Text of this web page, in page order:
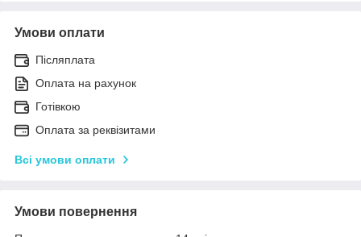
Умови оплати
Післяплата
Оплата на рахунок
Готівкою
Оплата за реквізитами
Всі умови оплати
Умови повернення